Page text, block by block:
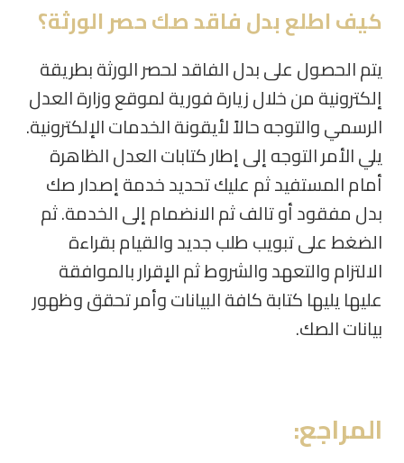
كيف اطلع بدل فاقد صك حصر الورثة؟
يتم الحصول على بدل الفاقد لحصر الورثة بطريقة
إلكترونية من خلال زيارة فورية لموقع وزارة العدل
الرسمي والتوجه حالاً لأيقونة الخدمات الإلكترونية.
يلي الأمر التوجه إلى إطار كتابات العدل الظاهرة
أمام المستفيد ثم عليك تحديد خدمة إصدار صك
بدل مفقود أو تالف ثم الانضمام إلى الخدمة. ثم
الضغط على تبويب طلب جديد والقيام بقراءة
الالتزام والتعهد والشروط ثم الإقرار بالموافقة
عليها يليها كتابة كافة البيانات وأمر تحقق وظهور
بيانات الصك.
المراجع: